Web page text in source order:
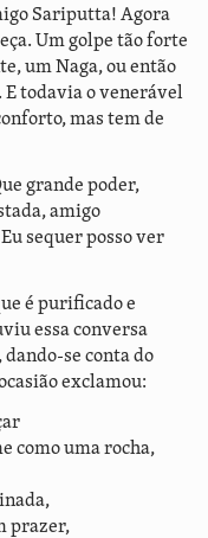
Sariputta! Agora
Um golpe tão forte
um Naga, ou então
E todavia o venerável
mas tem de
grande poder,
amigo
sequer posso ver
é purificado e
essa conversa
dando-se conta do
exclamou:
como uma rocha,
prazer,